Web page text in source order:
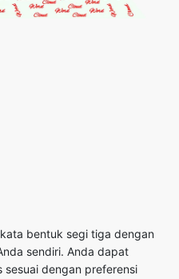
bentuk segi tiga dengan
sendiri. Anda dapat
dengan preferensi